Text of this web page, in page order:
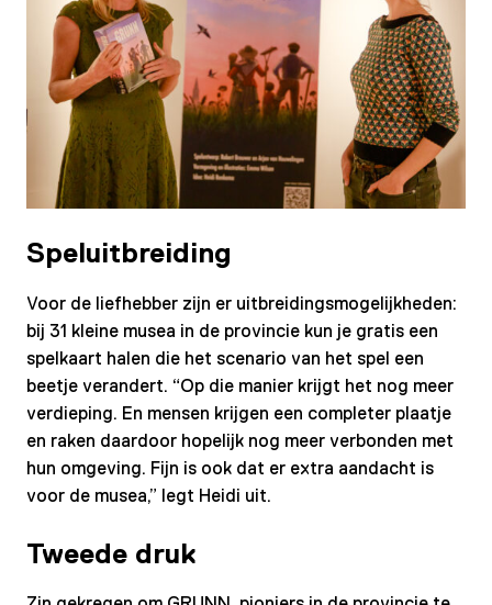
Speluitbreiding
Voor de liefhebber zijn er uitbreidingsmogelijkheden:
bij 31 kleine musea in de provincie kun je gratis een
spelkaart halen die het scenario van het spel een
beetje verandert. “Op die manier krijgt het nog meer
verdieping. En mensen krijgen een completer plaatje
en raken daardoor hopelijk nog meer verbonden met
hun omgeving. Fijn is ook dat er extra aandacht is
voor de musea,” legt Heidi uit.
Tweede druk